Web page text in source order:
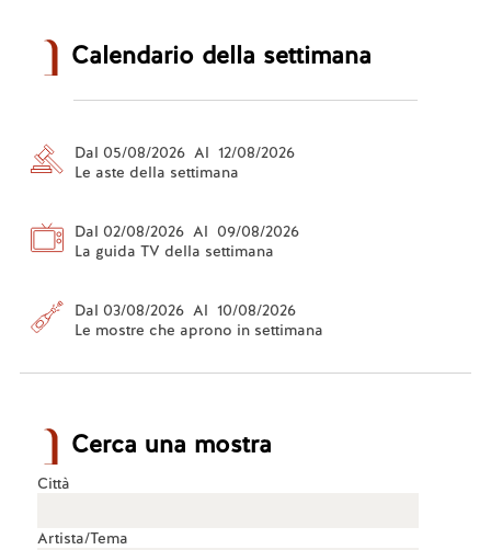
Calendario della settimana
Dal 05/08/2026 Al 12/08/2026
Le aste della settimana
Dal 02/08/2026 Al 09/08/2026
La guida TV della settimana
Dal 03/08/2026 Al 10/08/2026
Le mostre che aprono in settimana
Cerca una mostra
Città
Artista/Tema